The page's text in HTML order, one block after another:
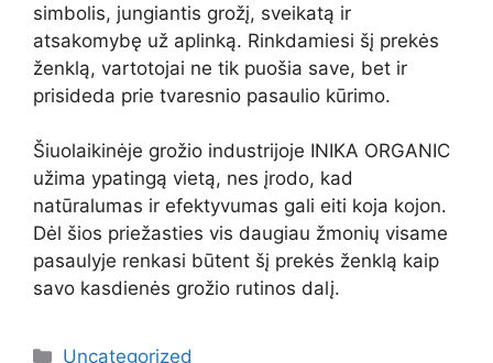
simbolis, jungiantis grožį, sveikatą ir
atsakomybę už aplinką. Rinkdamiesi šį prekės
ženklą, vartotojai ne tik puošia save, bet ir
prisideda prie tvaresnio pasaulio kūrimo.
Šiuolaikinėje grožio industrijoje INIKA ORGANIC
užima ypatingą vietą, nes įrodo, kad
natūralumas ir efektyvumas gali eiti koja kojon.
Dėl šios priežasties vis daugiau žmonių visame
pasaulyje renkasi būtent šį prekės ženklą kaip
savo kasdienės grožio rutinos dalį.
Kategorijos
Uncategorized